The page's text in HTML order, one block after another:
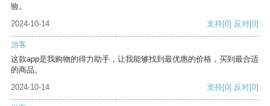
验。
2024-10-14
支持[0] 反对[0]
游客
这款app是我购物的得力助手，让我能够找到最优惠的价格，买到最合适
的商品。
2024-10-14
支持[0] 反对[0]